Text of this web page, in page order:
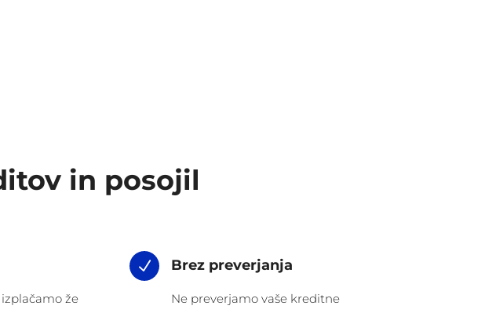
in posojil
že
N Brez preverjanja
Ne preverjamo vaše kreditne